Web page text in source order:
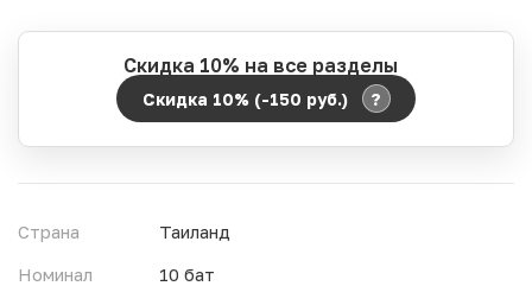
Скидка 10% на все разделы
Скидка 10% (-150 руб.) ?
Период действия акции:
Время до окончания:
15
Страна
Таиланд
Номинал
10 бат